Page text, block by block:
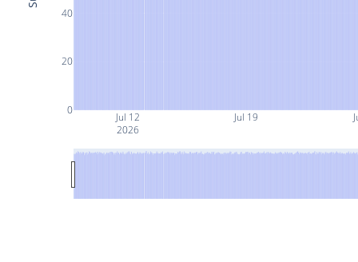
Jul 12
2026
Jul 19
0
20
40